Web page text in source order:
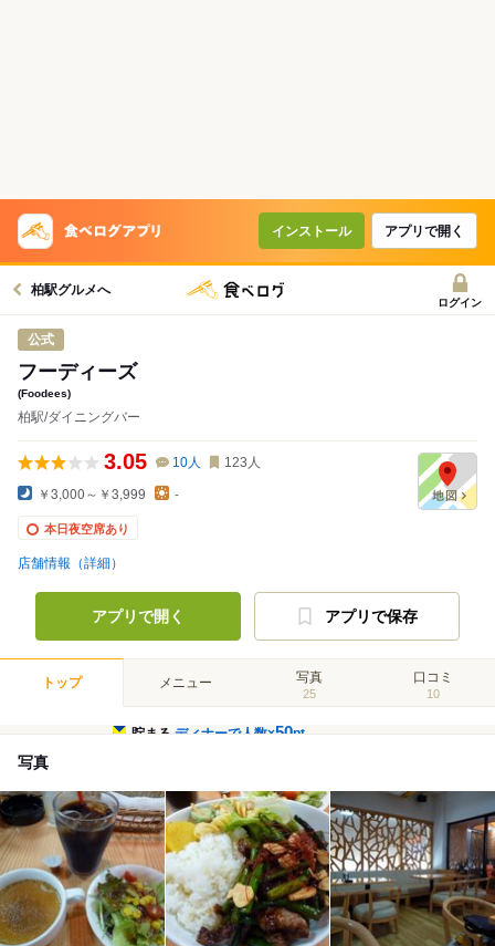
インストール アプリで開く
柏駅グルメへ
ログイン
公式
フーディーズ
(Foodees)
柏駅/ダイニングバー
3.05 10人 123 人
￥3,000～￥3,999 -
本日夜空席あり
店舗情報（詳細）
アプリで開く アプリで保存
トップ メニュー 写真
25
口コミ
10
貯まるディナーで人数×50pt
写真